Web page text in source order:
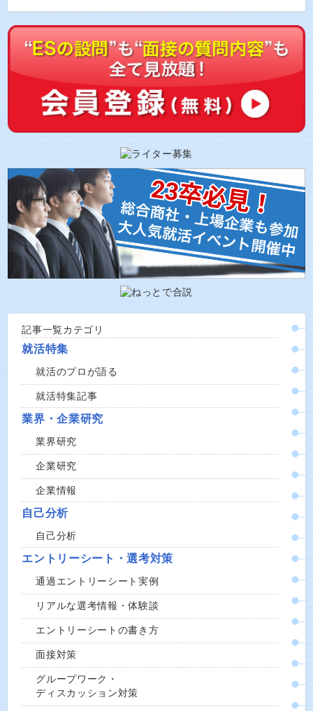
記事一覧カテゴリ
就活特集
就活のプロが語る
就活特集記事
業界・企業研究
業界研究
企業研究
企業情報
自己分析
自己分析
エントリーシート・選考対策
通過エントリーシート実例
リアルな選考情報・体験談
エントリーシートの書き方
面接対策
グループワーク・
ディスカッション対策